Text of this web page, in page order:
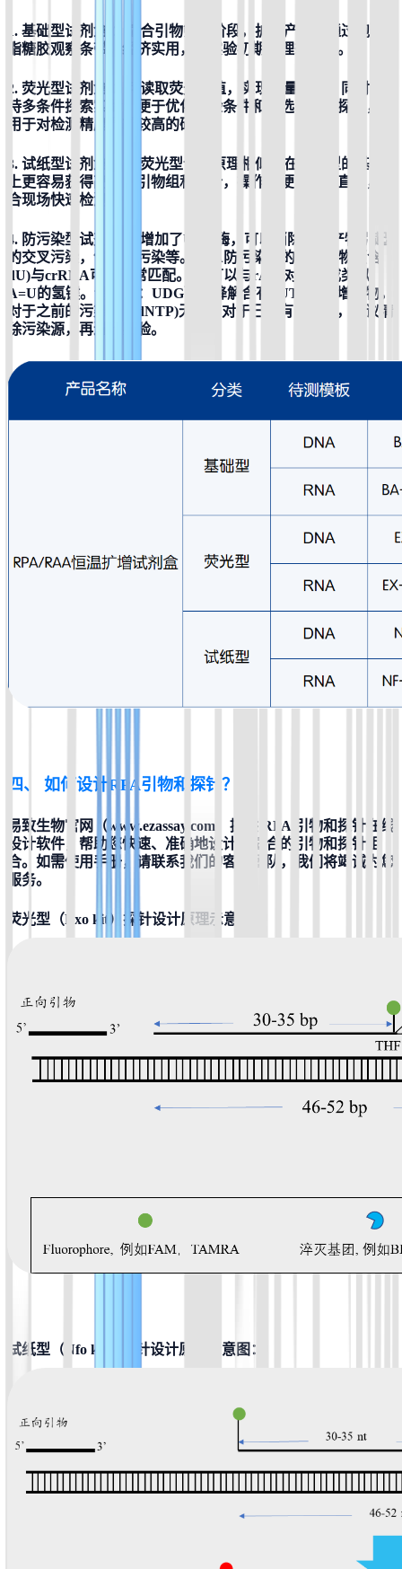
1. 基础型试剂盒 ：适合引物筛选阶段，扩增产物可通过跑琼
脂糖胶观察条带，经济实用，是实验初期的理想选择。
2. 荧光型试剂盒 ：可读取荧光数值，实现定量分析，同时支
持多条件探索实验，便于优化实验条件和筛选引物、探针，适
用于对检测精度要求较高的研究。
3. 试纸型试剂盒 ：与荧光型设计原理相似，在荧光型的基础
上更容易获得高效的引物组和探针，操作简便，结果直观，适
合现场快速检测。
4. 防污染型试剂盒 ：增加了UDG酶，可以消除扩增产物引起
的交叉污染，气溶胶污染等。RPA防污染版的扩增产物（含
dU)与crRNA可以正常匹配。dU可以与rA配对，形成类似
A=U的氢键。请注意：UDG酶只降解含有dUTP的扩增产物，
对于之前的污染源（dNTP)无效。对于已经有的污染，建议清
除污染源，再进行实验。
四、 如何设计RPA引物和探针？
易致生物官网（www.ezassay.com）提供 RPA 引物和探针在线
设计软件，帮助您快速、准确地设计出适合的引物和探针组
合。如需使用手册，请联系我们的客服团队，我们将竭诚为您
服务。
荧光型（Exo kit）探针设计原理示意图：
试纸型（Nfo kit）探针设计原理示意图：